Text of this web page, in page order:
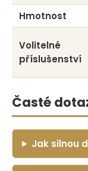
Hmotnost
Volitelné
příslušenství
Časté
Jak silnou